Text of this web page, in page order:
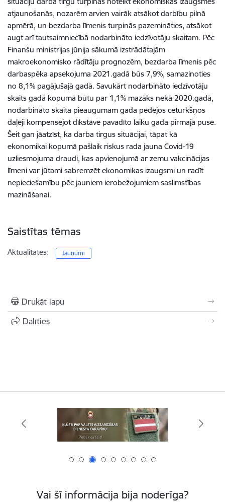
atjaunošanās, nozarēm arvien vairāk atsākot darbību pilnā
apmērā, un bezdarba līmenis turpinās pazemināties, atsākot
augt arī tautsaimniecībā nodarbināto iedzīvotāju skaitam. Pēc
Finanšu ministrijas jūnija sākumā izstrādātajām
makroekonomisko rādītāju prognozēm, bezdarba līmenis pēc
darbaspēka apsekojuma 2021.gadā būs 7,9%, samazinoties
no 8,1% pagājušajā gadā. Savukārt nodarbināto iedzīvotāju
skaits gadā kopumā būtu par 1,1% mazāks nekā 2020.gadā,
nodarbināto skaita pieaugumam gada pēdējos ceturkšņos
daļēji kompensējot dīkstāvē pavadīto laiku gada pirmajā pusē.
Šeit gan jāatzīst, ka darba tirgus situācijai, tāpat kā
ekonomikai kopumā pašlaik riskus rada jauna Covid-19
uzliesmojuma draudi, kas apvienojumā ar zemu vakcinācijas
līmeni var jūtami sabremzēt ekonomikas izaugsmi un radīt
nepieciešamību pēc jauniem ierobežojumiem saslimstības
mazināšanai.
Saistītas tēmas
Aktualitātes: Jaunumi
Drukāt lapu
Dalīties
Vai šī informācija bija noderīga?